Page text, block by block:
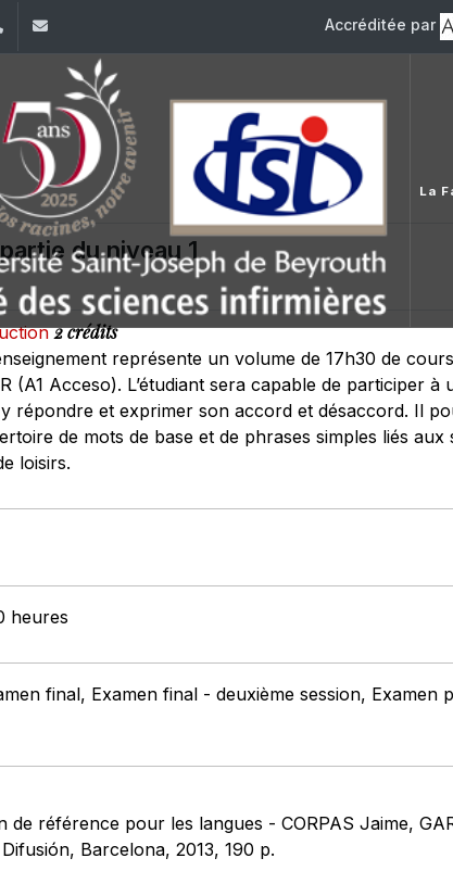
+961 (1) 421 240 Accréditée par
La
du niveau 1
2 crédits
représente un volume de 17h30 de
(A1 Acceso). L’étudiant sera capable de participer
répondre et exprimer son accord et désaccord. Il
de mots de base et de phrases simples liés
loisirs.
heures
final, Examen final - deuxième session, Examen
référence pour les langues - CORPAS Jaime,
Barcelona, 2013, 190 p.